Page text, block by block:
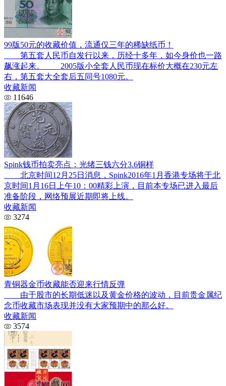
99版50元的收藏价值，流通仅三年的稀缺纸币！
第五套人民币自发行以来，历经十多年，如今身价也一路
飙涨起来。 2005版小全套人民币现在标价大概在230元左
右，第五套大全套后五同号1080元。
收藏新闻
11646
Spink钱币拍卖亮点：光绪三钱六分3.6铜样
北京时间12月25日消息，Spink2016年1月香港专场将于北
京时间1月16日上午10：00精彩上演，目前本专场已进入最后
准备阶段，网络预展近期即将上线。
收藏新闻
3274
青铜器金币收藏能否迎来行情反弹
由于股市的长期低迷以及黄金价格的波动，目前贵金属纪
念币收藏市场表现并没有大家预期中的那么好。
收藏新闻
3574